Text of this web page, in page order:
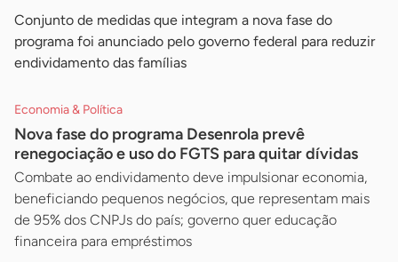
Conjunto de medidas que integram a nova fase do
programa foi anunciado pelo governo federal para reduzir
endividamento das famílias
Economia & Política
Nova fase do programa Desenrola prevê
renegociação e uso do FGTS para quitar dívidas
Combate ao endividamento deve impulsionar economia,
beneficiando pequenos negócios, que representam mais
de 95% dos CNPJs do país; governo quer educação
financeira para empréstimos